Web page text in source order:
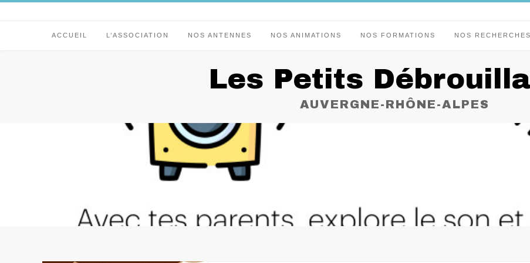
ACCUEIL L’ASSOCIATION NOS ANTENNES NOS ANIMATIONS NOS FORMATIONS NOS RECHERCHES
Les Petits
AUVERGNE-RHÔNE-ALPES